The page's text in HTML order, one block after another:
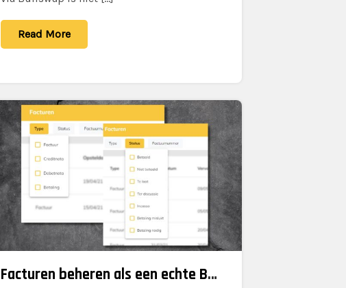
Read More
Facturen beheren als een echte Bullswapper